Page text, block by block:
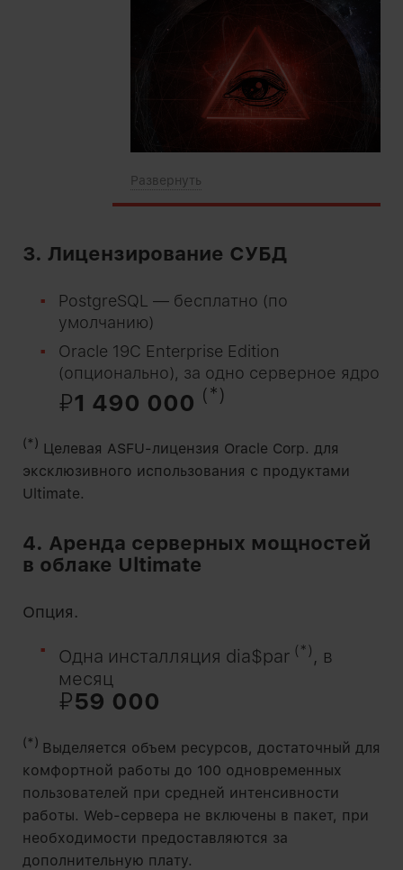
3. Лицензирование СУБД
PostgreSQL — бесплатно (по
умолчанию)
Oracle 19C Enterprise Edition
(опционально), за одно серверное ядро
₽1 490 000 (*)
(*) Целевая ASFU-лицензия Oracle Corp. для
эксклюзивного использования с продуктами
Ultimate.
4. Аренда серверных мощностей
в облаке Ultimate
Опция.
Одна инсталляция dia$par (*) , в
месяц
₽59 000
(*) Выделяется объем ресурсов, достаточный для
комфортной работы до 100 одновременных
пользователей при средней интенсивности
работы. Web-сервера не включены в пакет, при
необходимости предоставляются за
дополнительную плату.